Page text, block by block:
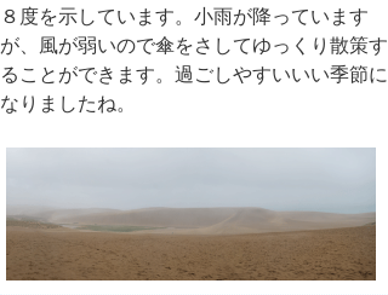
８度を示しています。小雨が降っています
が、風が弱いので傘をさしてゆっくり散策す
ることができます。過ごしやすいいい季節に
なりましたね。